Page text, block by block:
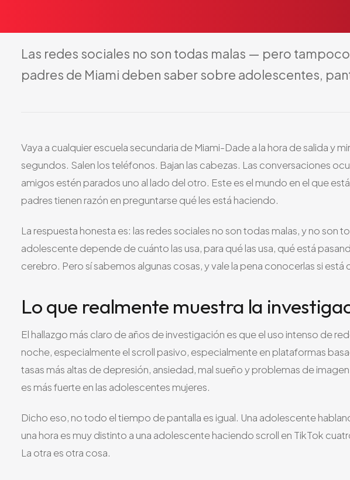
Las redes sociales no son todas malas — pero tampoco
padres de Miami deben sabersobre adolescentes,
Vaya a cualquier escuela secundaria de Miami-Dade a la hora de salida y
segundos. Salen los teléfonos. Bajan las cabezas. Las conversaciones
amigos estén parados uno al lado del otro. Este es el mundo en el que
padres tienen razón en preguntarse qué les está haciendo.
La respuesta honesta es: las redes sociales no son todas malas, y no son
adolescente depende de cuánto las usa, para qué las usa, qué está
cerebro. Pero sí sabemos algunas cosas, y vale la pena conocerlas si
Lo que realmente muestra la
El hallazgo más claro de años de investigación es que el uso intenso de
noche, especialmente el scroll pasivo, especialmente en plataformas
tasas más altas de depresión, ansiedad, mal sueño y problemas de
es más fuerte en las adolescentes mujeres.
Dicho eso, no todo el tiempo de pantalla es igual. Una adolescente
una hora es muy distinto a una adolescente haciendo scroll en TikTok
La otra es otra cosa.